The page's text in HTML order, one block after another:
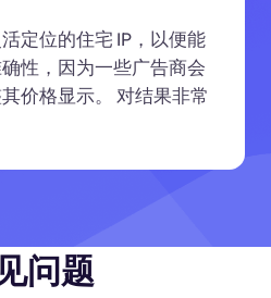
定位的住宅 IP，以便能
性，因为一些广告商会
价格显示。 对结果非常
问题